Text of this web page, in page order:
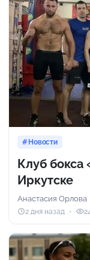
Новости
Клуб
Иркутске
Анастасия Орлова
2 дня назад